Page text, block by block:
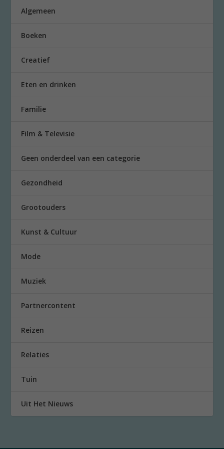
Algemeen
Boeken
Creatief
Eten en drinken
Familie
Film & Televisie
Geen onderdeel van een categorie
Gezondheid
Grootouders
Kunst & Cultuur
Mode
Muziek
Partnercontent
Reizen
Relaties
Tuin
Uit Het Nieuws